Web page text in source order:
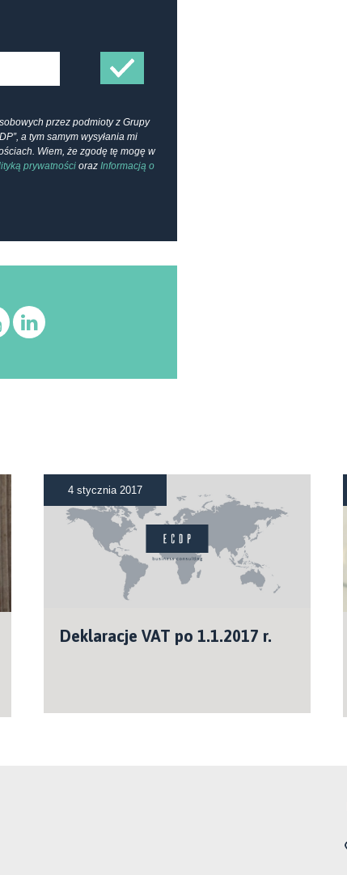
przez podmioty z Grupy
a tym samym wysyłania mi
Wiem, że zgodę tę mogę w
prywatności oraz Informacją o
4 stycznia 2017
Deklaracje VAT po 1.1.2017 r.